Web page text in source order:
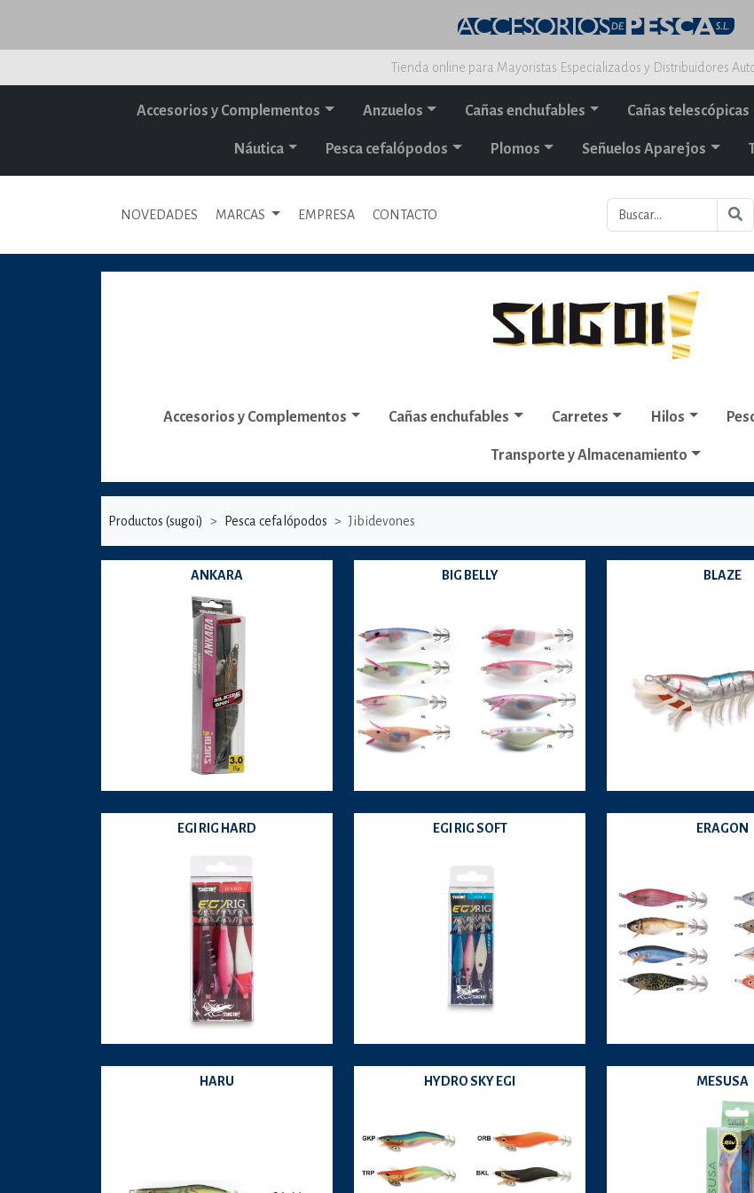
Tienda online para Mayoristas Especializados y Distribuidores
Accesorios y Complementos Anzuelos Cañas enchufables Cañas telescópicas
Náutica Pesca cefalópodos Plomos Señuelos Aparejos
NOVEDADES MARCAS EMPRESA CONTACTO
Accesorios y Complementos Cañas enchufables Carretes Hilos
Transporte y Almacenamiento
Productos (sugoi) Pesca cefalópodos Jibidevones
ANKARA BIG BELLY BLAZE
EGI RIG HARD EGI RIG SOFT ERAGON
HARU HYDRO SKY EGI MESUSA